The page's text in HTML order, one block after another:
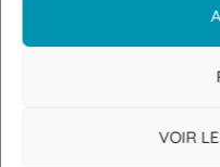
VOIR
Entreprises et
09 77 42 57 57